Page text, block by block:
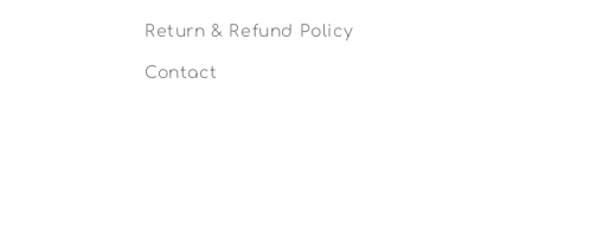
Return & Refund Policy
Contact